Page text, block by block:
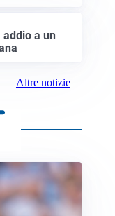
addio a un
Altre notizie